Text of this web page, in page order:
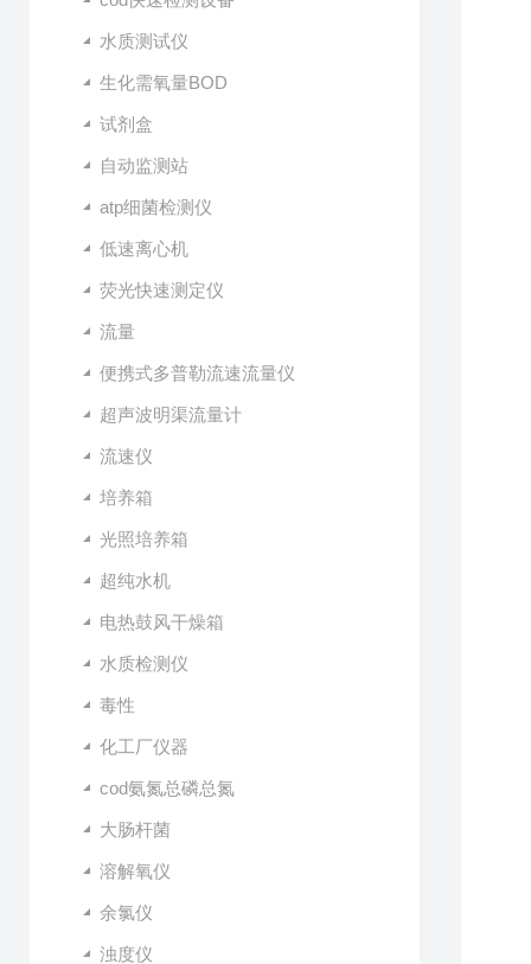
水质测试仪
生化需氧量BOD
试剂盒
自动监测站
atp细菌检测仪
低速离心机
荧光快速测定仪
流量
便携式多普勒流速流量仪
超声波明渠流量计
流速仪
培养箱
光照培养箱
超纯水机
电热鼓风干燥箱
水质检测仪
毒性
化工厂仪器
cod氨氮总磷总氮
大肠杆菌
溶解氧仪
余氯仪
浊度仪